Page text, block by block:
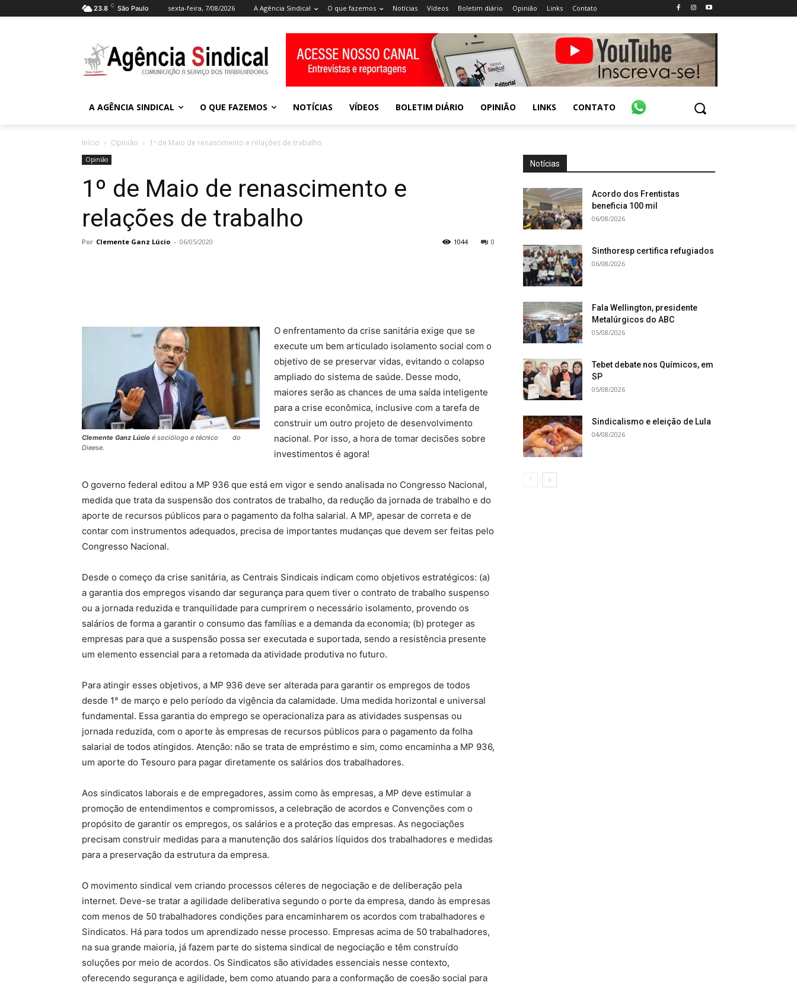
23.8 C São Paulo sexta-feira, 7/08/2026 A Agência Sindical O que fazemos Notícias Vídeos Boletim diário Opinião Links Contato
A AGÊNCIA SINDICAL O QUE FAZEMOS NOTÍCIAS VÍDEOS BOLETIM DIÁRIO OPINIÃO LINKS CONTATO
Início Opinião 1º de Maio de renascimento e relações de trabalho
Opinião
1º de Maio de renascimento e
relações de trabalho
Por Clemente Ganz Lúcio - 06/05/2020 0
1044
Clemente Ganz Lúcio é sociólogo e técnico do
Dieese.
O enfrentamento da crise sanitária exige que se
execute um bem articulado isolamento social com o
objetivo de se preservar vidas, evitando o colapso
ampliado do sistema de saúde. Desse modo,
maiores serão as chances de uma saída inteligente
para a crise econômica, inclusive com a tarefa de
construir um outro projeto de desenvolvimento
nacional. Por isso, a hora de tomar decisões sobre
investimentos é agora!
O governo federal editou a MP 936 que está em vigor e sendo analisada no Congresso Nacional,
medida que trata da suspensão dos contratos de trabalho, da redução da jornada de trabalho e do
aporte de recursos públicos para o pagamento da folha salarial. A MP, apesar de correta e de
contar com instrumentos adequados, precisa de importantes mudanças que devem ser feitas pelo
Congresso Nacional.
Desde o começo da crise sanitária, as Centrais Sindicais indicam como objetivos estratégicos: (a)
a garantia dos empregos visando dar segurança para quem tiver o contrato de trabalho suspenso
ou a jornada reduzida e tranquilidade para cumprirem o necessário isolamento, provendo os
salários de forma a garantir o consumo das famílias e a demanda da economia; (b) proteger as
empresas para que a suspensão possa ser executada e suportada, sendo a resistência presente
um elemento essencial para a retomada da atividade produtiva no futuro.
Para atingir esses objetivos, a MP 936 deve ser alterada para garantir os empregos de todos
desde 1° de março e pelo período da vigência da calamidade. Uma medida horizontal e universal
fundamental. Essa garantia do emprego se operacionaliza para as atividades suspensas ou
jornada reduzida, com o aporte às empresas de recursos públicos para o pagamento da folha
salarial de todos atingidos. Atenção: não se trata de empréstimo e sim, como encaminha a MP 936,
um aporte do Tesouro para pagar diretamente os salários dos trabalhadores.
Aos sindicatos laborais e de empregadores, assim como às empresas, a MP deve estimular a
promoção de entendimentos e compromissos, a celebração de acordos e Convenções com o
propósito de garantir os empregos, os salários e a proteção das empresas. As negociações
precisam construir medidas para a manutenção dos salários líquidos dos trabalhadores e medidas
para a preservação da estrutura da empresa.
O movimento sindical vem criando processos céleres de negociação e de deliberação pela
internet. Deve-se tratar a agilidade deliberativa segundo o porte da empresa, dando às empresas
com menos de 50 trabalhadores condições para encaminharem os acordos com trabalhadores e
Sindicatos. Há para todos um aprendizado nesse processo. Empresas acima de 50 trabalhadores,
na sua grande maioria, já fazem parte do sistema sindical de negociação e têm construído
soluções por meio de acordos. Os Sindicatos são atividades essenciais nesse contexto,
oferecendo segurança e agilidade, bem como atuando para a conformação de coesão social para
Notícias
Acordo dos Frentistas
beneficia 100 mil
06/08/2026
Sinthoresp certifica refugiados
06/08/2026
Fala Wellington, presidente
Metalúrgicos do ABC
05/08/2026
Tebet debate nos Químicos, em
SP
05/08/2026
Sindicalismo e eleição de Lula
04/08/2026